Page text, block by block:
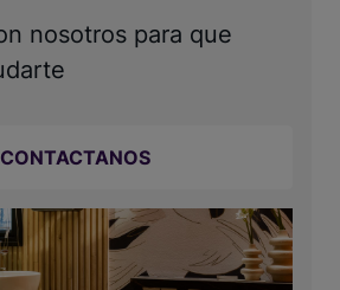
nosotros para que
CONTACTANOS